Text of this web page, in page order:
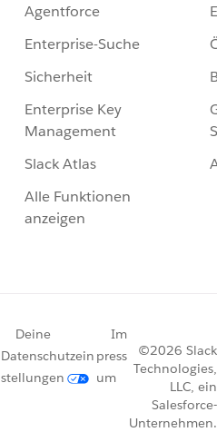
Agentforce
Enterprise-Suche
Sicherheit
Enterprise Key
Management
Slack Atlas
Alle Funktionen
anzeigen
Deine
Datenschutzein
stellungen
Im
press
um
©2026 Slack
Technologies,
LLC, ein
Salesforce-
Unternehmen.